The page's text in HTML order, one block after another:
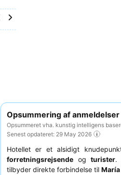
Opsummering af anmeldelser
Opsummeret vha. kunstig intelligens
Senest opdateret: 29 May 2026
Hotellet er et alsidigt
forretningsrejsende ogturister.
tilbyder direkte forbindelse til